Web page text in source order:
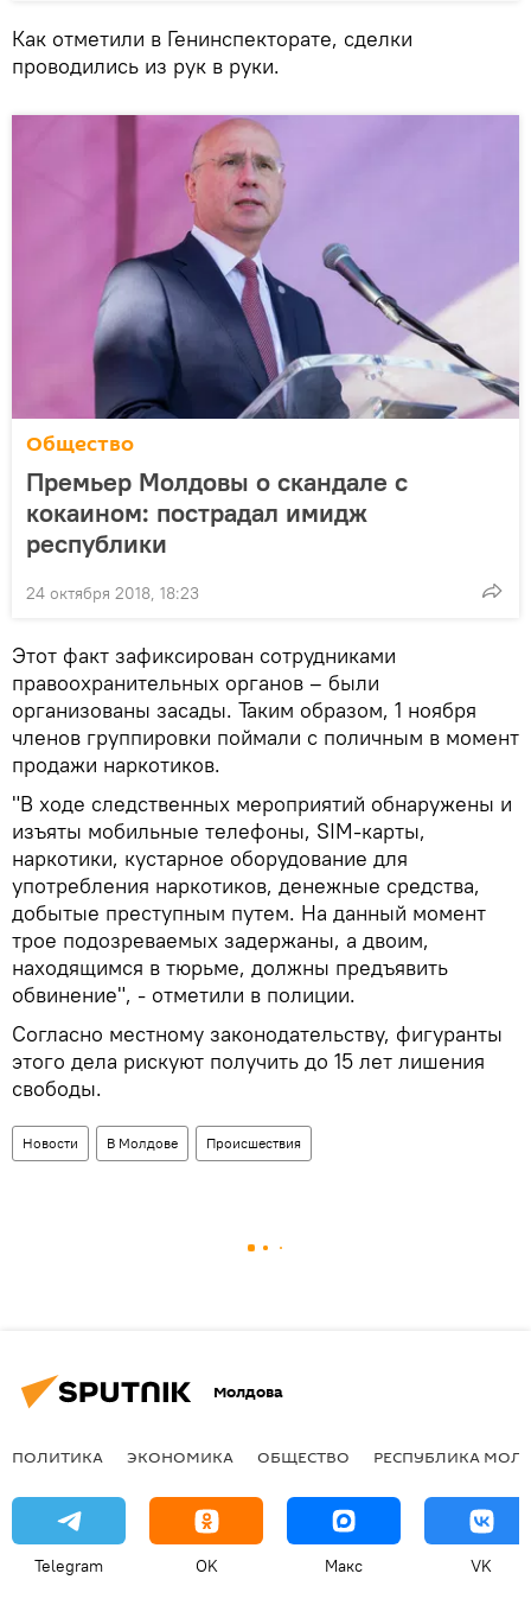
Как отметили в Генинспекторате, сделки
проводились из рук в руки.
Общество
Премьер Молдовы о скандале с
кокаином: пострадал имидж
республики
24 октября 2018, 18:23
Этот факт зафиксирован сотрудниками
правоохранительных органов – были
организованы засады. Таким образом, 1 ноября
членов группировки поймали с поличным в момент
продажи наркотиков.
"В ходе следственных мероприятий обнаружены и
изъяты мобильные телефоны, SIM-карты,
наркотики, кустарное оборудование для
употребления наркотиков, денежные средства,
добытые преступным путем. На данный момент
трое подозреваемых задержаны, а двоим,
находящимся в тюрьме, должны предъявить
обвинение", - отметили в полиции.
Согласно местному законодательству, фигуранты
этого дела рискуют получить до 15 лет лишения
свободы.
Новости В Молдове Происшествия
Молдова
ПОЛИТИКА ЭКОНОМИКА ОБЩЕСТВО РЕСПУБЛИКА
Telegram OK Макс VK